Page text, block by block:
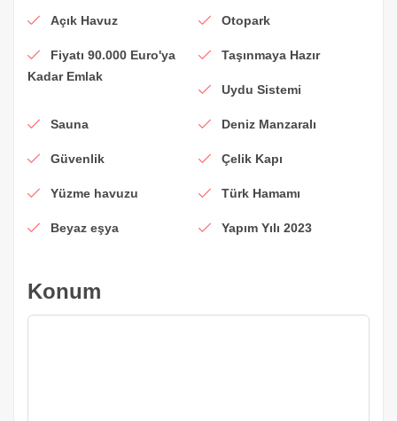
Açık Havuz Otopark
Fiyatı 90.000 Euro'ya
Kadar Emlak
Taşınmaya Hazır
Uydu Sistemi
Sauna Deniz Manzaralı
Güvenlik Çelik Kapı
Yüzme havuzu Türk Hamamı
Beyaz eşya Yapım Yılı 2023
Konum